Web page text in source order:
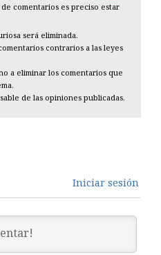
comentarios es preciso estar
será eliminada.
contrarios a las leyes
a eliminar los comentarios que
de las opiniones publicadas.
Iniciar sesión